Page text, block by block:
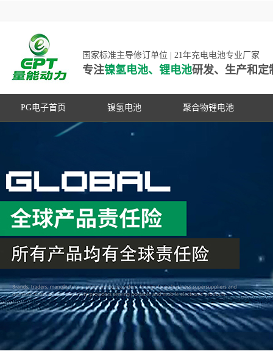
国家标准主导修订单位 | 21年充电电池专业厂家
专注镍氢电池、锂电池研发、生产和定
PG电子首页 镍氢电池 聚合物锂电池
高容量镍氢电池
超低自放电镍氢电池
动力镍氢电池
常规镍氢电池
PG游戏官网是镍氢电池国家标准主导
修订单位，并参与多项锂电池行业国
家标准的制定